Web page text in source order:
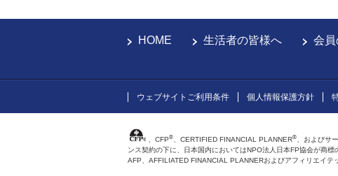
HOME 生活者の皆様へ 会
ウェブサイトご利用条件 個人情報保護方針
、CFP® 、CERTIFIED FINANCIAL PLANNER® 、およびサ
ンス契約の下に、日本国内においてはNPO法人日本FP協会が商標
AFP、AFFILIATED FINANCIAL PLANNERおよびアフィリエイテ